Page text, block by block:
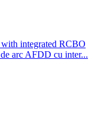
arc AFDD cu inter...